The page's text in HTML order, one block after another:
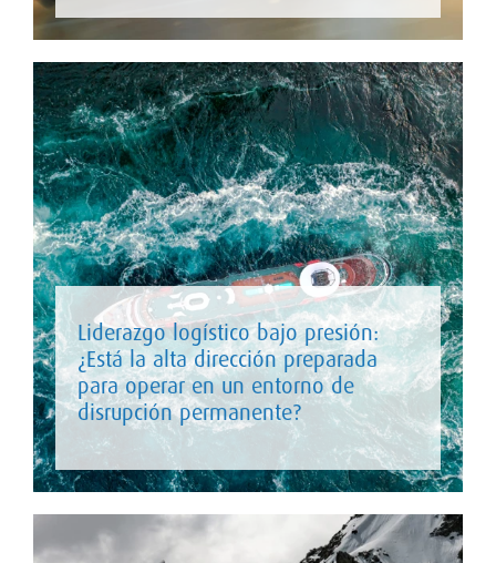
Liderazgo logístico bajo presión:
¿Está la alta dirección preparada
para operar en un entorno de
disrupción permanente?